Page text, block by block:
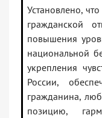
Установлено,
гражданской
повышения
национальной
укрепления
России,
гражданина,
позицию,